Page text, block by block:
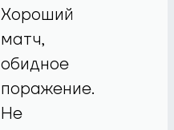
Хороший
матч,
обидное
поражение.
Не